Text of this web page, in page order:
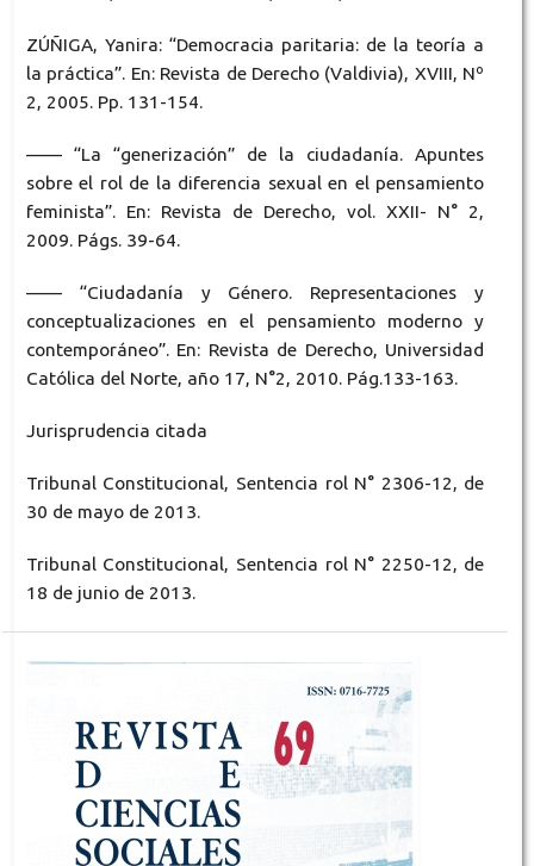
ZÚÑIGA, Yanira: “Democracia paritaria: de la teoría a
la práctica”. En: Revista de Derecho (Valdivia), XVIII, Nº
2, 2005. Pp. 131-154.
—— “La “generización” de la ciudadanía. Apuntes
sobre el rol de la diferencia sexual en el pensamiento
feminista”. En: Revista de Derecho, vol. XXII- N° 2,
2009. Págs. 39-64.
—— “Ciudadanía y Género. Representaciones y
conceptualizaciones en el pensamiento moderno y
contemporáneo”. En: Revista de Derecho, Universidad
Católica del Norte, año 17, N°2, 2010. Pág.133-163.
Jurisprudencia citada
Tribunal Constitucional, Sentencia rol N° 2306-12, de
30 de mayo de 2013.
Tribunal Constitucional, Sentencia rol N° 2250-12, de
18 de junio de 2013.